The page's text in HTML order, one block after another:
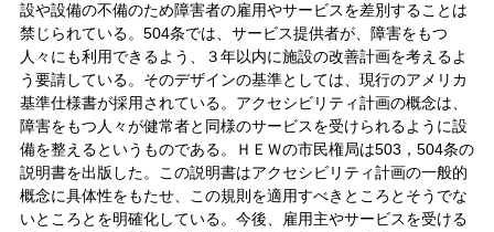
設や設備の不備のため障害者の雇用やサービスを差別することは
禁じられている。504条では、サービス提供者が、障害をもつ
人々にも利用できるよう、３年以内に施設の改善計画を考えるよ
う要請している。そのデザインの基準としては、現行のアメリカ
基準仕様書が採用されている。アクセシビリティ計画の概念は、
障害をもつ人々が健常者と同様のサービスを受けられるように設
備を整えるというものである。ＨＥＷの市民権局は503，504条の
説明書を出版した。この説明書はアクセシビリティ計画の一般的
概念に具体性をもたせ、この規則を適用すべきところとそうでな
いところとを明確化している。今後、雇用主やサービスを受ける